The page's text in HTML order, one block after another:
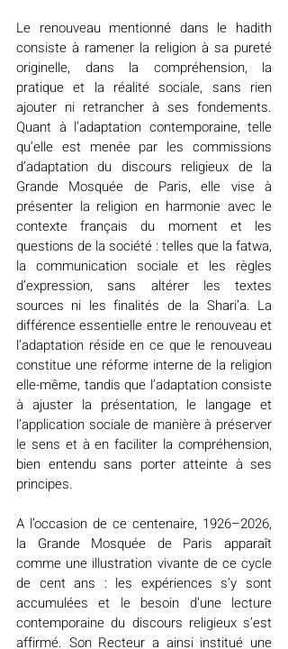
Le renouveau mentionné dans le hadith
consiste à ramener la religion à sa pureté
originelle, dans la compréhension, la
pratique et la réalité sociale, sans rien
ajouter ni retrancher à ses fondements.
Quant à l’adaptation contemporaine, telle
qu’elle est menée par les commissions
d’adaptation du discours religieux de la
Grande Mosquée de Paris, elle vise à
présenter la religion en harmonie avec le
contexte français du moment et les
questions de la société : telles que la fatwa,
la communication sociale et les règles
d’expression, sans altérer les textes
sources ni les finalités de la Shari’a. La
différence essentielle entre le renouveau et
l’adaptation réside en ce que le renouveau
constitue une réforme interne de la religion
elle-même, tandis que l’adaptation consiste
à ajuster la présentation, le langage et
l’application sociale de manière à préserver
le sens et à en faciliter la compréhension,
bien entendu sans porter atteinte à ses
principes.
A l’occasion de ce centenaire, 1926–2026,
la Grande Mosquée de Paris apparaît
comme une illustration vivante de ce cycle
de cent ans : les expériences s’y sont
accumulées et le besoin d’une lecture
contemporaine du discours religieux s’est
affirmé. Son Recteur a ainsi institué une